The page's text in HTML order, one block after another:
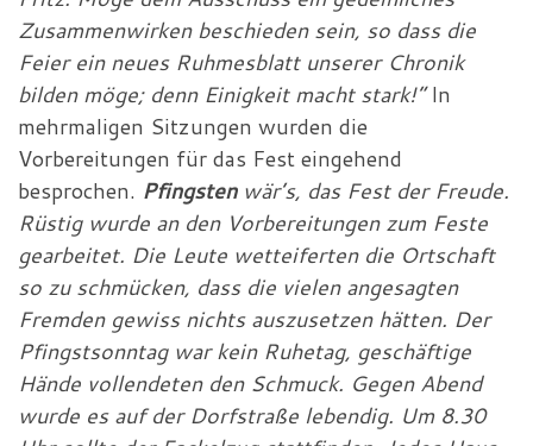
Zusammenwirken beschieden sein, so dass die
Feier ein neues Ruhmesblatt unserer Chronik
bilden möge; denn Einigkeit macht stark!“In
mehrmaligen Sitzungen wurden die
Vorbereitungen für das Fest eingehend
besprochen. Pfingstenwär’s, das Fest der Freude.
Rüstig wurde an den Vorbereitungen zum Feste
gearbeitet. Die Leute wetteiferten die Ortschaft
so zu schmücken, dass die vielen angesagten
Fremden gewiss nichts auszusetzen hätten. Der
Pfingstsonntag war kein Ruhetag, geschäftige
Hände vollendeten den Schmuck. Gegen Abend
wurde es auf der Dorfstraße lebendig. Um 8.30